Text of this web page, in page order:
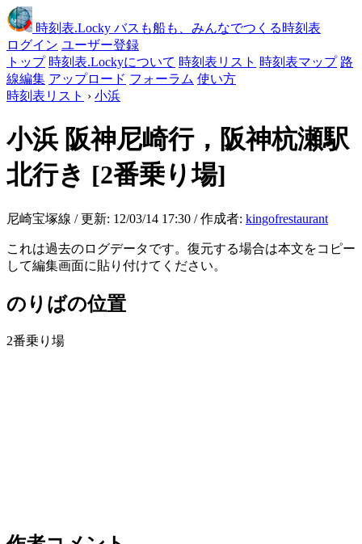
時刻表.Locky バスも船も、みんなでつくる時刻表
ログイン ユーザー登録
トップ 時刻表.Lockyについて 時刻表リスト 時刻表マップ 路
線編集 アップロード フォーラム 使い方
時刻表リスト › 小浜
小浜 阪神尼崎行，阪神杭瀬駅
北行き [2番乗り場]
尼崎宝塚線 / 更新: 12/03/14 17:30 / 作成者: kingofrestaurant
これは過去のログデータです。復元する場合は本文をコピー
して編集画面に貼り付けてください。
のりばの位置
2番乗り場